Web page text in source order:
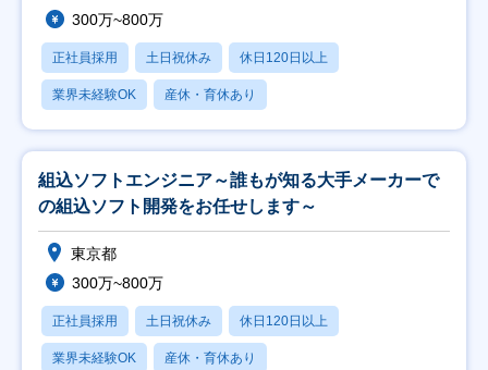
300万~800万
正社員採用 土日祝休み 休日120日以上
業界未経験OK 産休・育休あり
組込ソフトエンジニア～誰もが知る大手メーカーで
の組込ソフト開発をお任せします～
東京都
300万~800万
正社員採用 土日祝休み 休日120日以上
業界未経験OK 産休・育休あり